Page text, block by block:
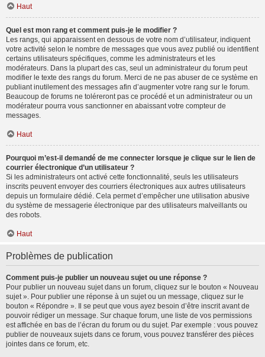
Haut
Quel est mon rang et comment puis-je le modifier ?
Les rangs, qui apparaissent en dessous de votre nom d’utilisateur, indiquent
votre activité selon le nombre de messages que vous avez publié ou identifient
certains utilisateurs spécifiques, comme les administrateurs et les
modérateurs. Dans la plupart des cas, seul un administrateur du forum peut
modifier le texte des rangs du forum. Merci de ne pas abuser de ce système en
publiant inutilement des messages afin d’augmenter votre rang sur le forum.
Beaucoup de forums ne toléreront pas ce procédé et un administrateur ou un
modérateur pourra vous sanctionner en abaissant votre compteur de
messages.
Haut
Pourquoi m’est-il demandé de me connecter lorsque je clique sur le lien de
courrier électronique d’un utilisateur ?
Si les administrateurs ont activé cette fonctionnalité, seuls les utilisateurs
inscrits peuvent envoyer des courriers électroniques aux autres utilisateurs
depuis un formulaire dédié. Cela permet d’empêcher une utilisation abusive
du système de messagerie électronique par des utilisateurs malveillants ou
des robots.
Haut
Problèmes de publication
Comment puis-je publier un nouveau sujet ou une réponse ?
Pour publier un nouveau sujet dans un forum, cliquez sur le bouton « Nouveau
sujet ». Pour publier une réponse à un sujet ou un message, cliquez sur le
bouton « Répondre ». Il se peut que vous ayez besoin d’être inscrit avant de
pouvoir rédiger un message. Sur chaque forum, une liste de vos permissions
est affichée en bas de l’écran du forum ou du sujet. Par exemple : vous pouvez
publier de nouveaux sujets dans ce forum, vous pouvez transférer des pièces
jointes dans ce forum, etc.